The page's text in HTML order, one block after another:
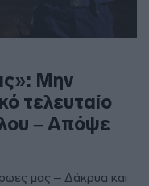
Μην
τελευταίο
– Απόψε
μας – Δάκρυα και